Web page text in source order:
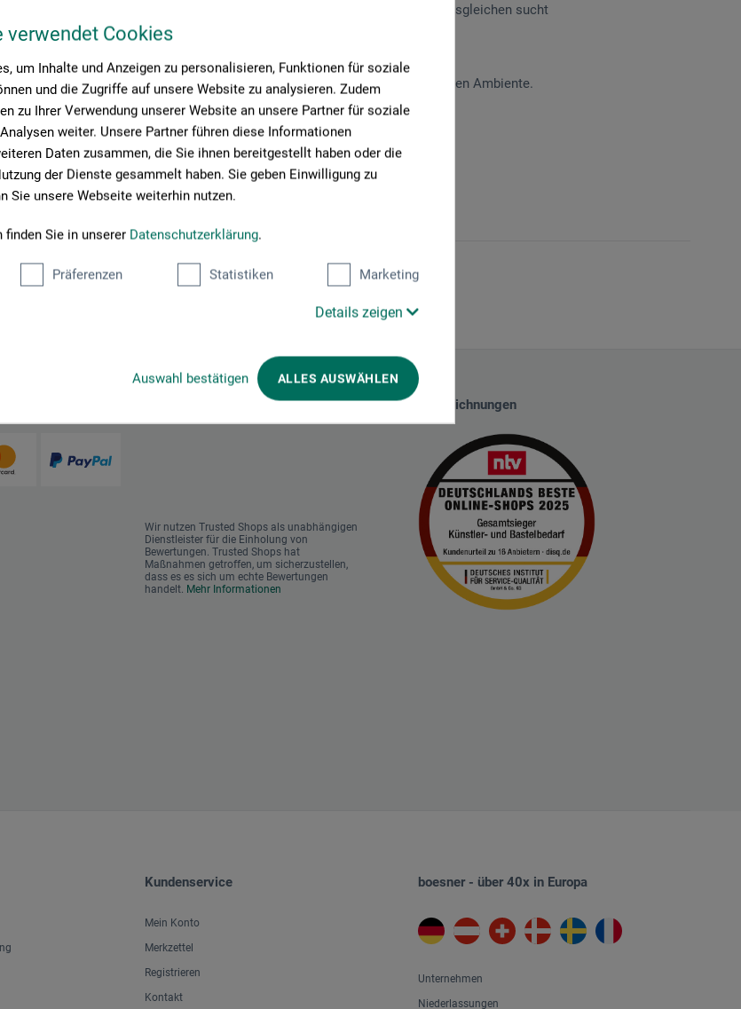
verwendet Cookies
um Inhalte und Anzeigen zu personalisieren, Funktionen für soziale
und die Zugriffe auf unsere Website zu analysieren. Zudem
zu Ihrer Verwendung unserer Website an unsere Partner für soziale
weiter. Unsere Partner führen diese Informationen
Daten zusammen, die Sie ihnen bereitgestellt haben oder die
der Dienste gesammelt haben. Sie geben Einwilligung zu
Sie unsere Webseite weiterhin nutzen.
Sie in unserer Datenschutzerklärung.
Präferenzen Statistiken Marketing
Details zeigen
Auswahl bestätigen ALLES AUSWÄHLEN
ein Angebot an Büchern und Medien, das seinesgleichen sucht
... und das alles in einem anregenden, künstlerischen Ambiente.
Das sagen unsere Kunden
Wir nutzen Trusted Shops als unabhängigen
Dienstleister für die Einholung von
Bewertungen. Trusted Shops hat
Maßnahmen getroffen, um sicherzustellen,
dass es es sich um echte Bewertungen
handelt. Mehr Informationen
Auszeichnungen
Kundenservice
Mein Konto
Merkzettel
Registrieren
Kontakt
boesner - über 40x in Europa
Unternehmen
Niederlassungen